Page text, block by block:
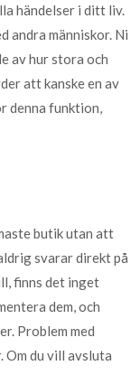
händelser i ditt liv.
andra människor. Ni
av hur stora och
att kanske en av
denna funktion,
butik utan att
svarar direkt på
finns det inget
dem, och
Problem med
Om du vill avsluta